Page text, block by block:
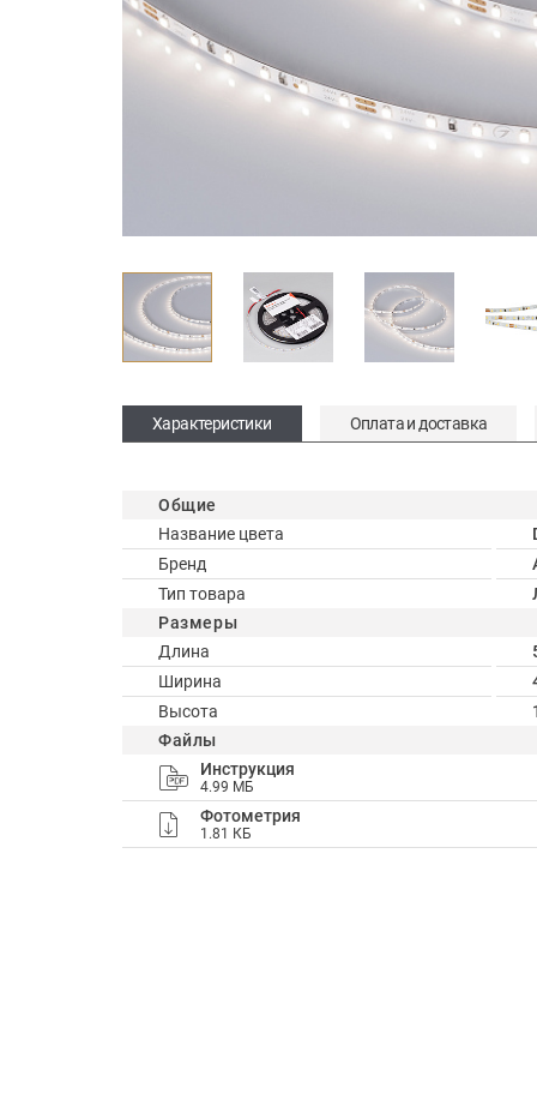
Характеристики Оплата и доставка
Общие
Название цвета
Бренд
Тип товара
Размеры
Длина
Ширина
Высота
Файлы
Инструкция
4.99 МБ
Фотометрия
1.81 КБ